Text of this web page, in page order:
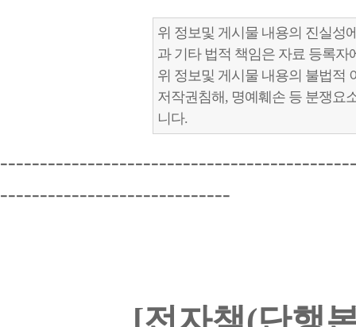
위 정보및 게시물 내용의 진실성
과 기타 법적 책임은 자료 등록자
위 정보및 게시물 내용의 불법적
저작권침해, 명예훼손 등 분쟁요
니다.
-----------------------------